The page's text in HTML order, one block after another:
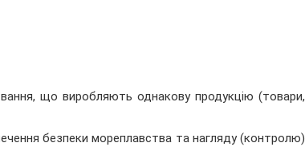
що виробляють однакову продукцію (товари,
безпеки мореплавства та нагляду (контролю)